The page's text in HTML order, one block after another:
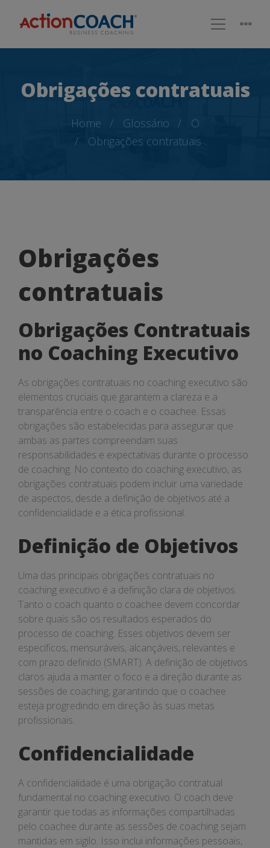
Obrigações contratuais
Home Glossário
O
Obrigações contratuais
Obrigações
contratuais
Obrigações
contratuais
Obrigações Contratuais
no Coaching Executivo
As obrigações contratuais no coaching executivo são
elementos cruciais que garantem a clareza e a
transparência entre o coach e o coachee. Essas
obrigações são estabelecidas para assegurar que
ambas as partes compreendam suas
responsabilidades e expectativas durante o processo
de coaching. No contexto do coaching executivo, as
obrigações contratuais podem incluir uma variedade
de aspectos, desde a definição de objetivos até a
confidencialidade e a ética profissional.
Definição de Objetivos
Uma das principais obrigações contratuais no
coaching executivo é a definição clara de objetivos.
Tanto o coach quanto o coachee devem concordar
sobre quais são os resultados esperados do
processo de coaching. Esses objetivos devem ser
específicos, mensuráveis, alcançáveis, relevantes e
com prazo definido (SMART). A definição de objetivos
claros ajuda a manter o foco e a direção durante as
sessões de coaching, garantindo que o coachee
esteja progredindo em direção às suas metas
profissionais.
Confidencialidade
A confidencialidade é uma obrigação contratual
fundamental no coaching executivo. O coach deve
garantir que todas as informações compartilhadas
pelo coachee durante as sessões de coaching sejam
mantidas em sigilo. Isso inclui informações pessoais,